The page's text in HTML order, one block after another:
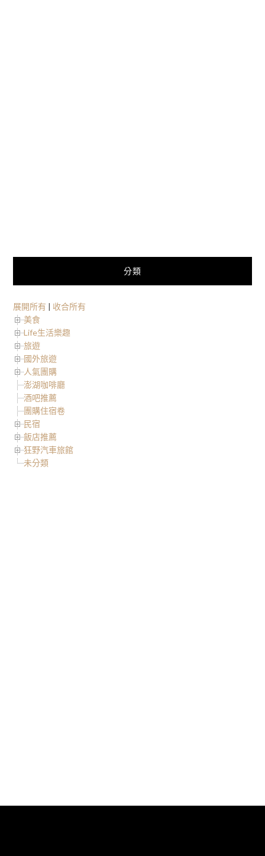
分類
展開所有 | 收合所有
美食
Life生活樂趣
旅遊
國外旅遊
人氣團購
澎湖咖啡廳
酒吧推薦
團購住宿卷
民宿
飯店推薦
狂野汽車旅館
未分類